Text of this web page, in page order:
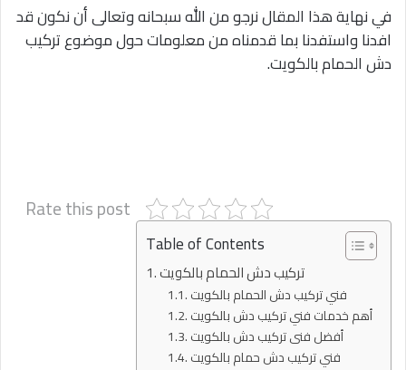
في نهاية هذا المقال نرجو من الله سبحانه وتعالى أن نكون قد
افدنا واستفدنا بما قدمناه من معلومات حول موضوع تركيب
دش الحمام بالكويت.
Rate this post
Table of Contents
تركيب دش الحمام بالكويت
فني تركيب دش الحمام بالكويت
أهم خدمات فني تركيب دش بالكويت
أفضل فنى تركيب دش بالكويت
فني تركيب دش حمام بالكويت